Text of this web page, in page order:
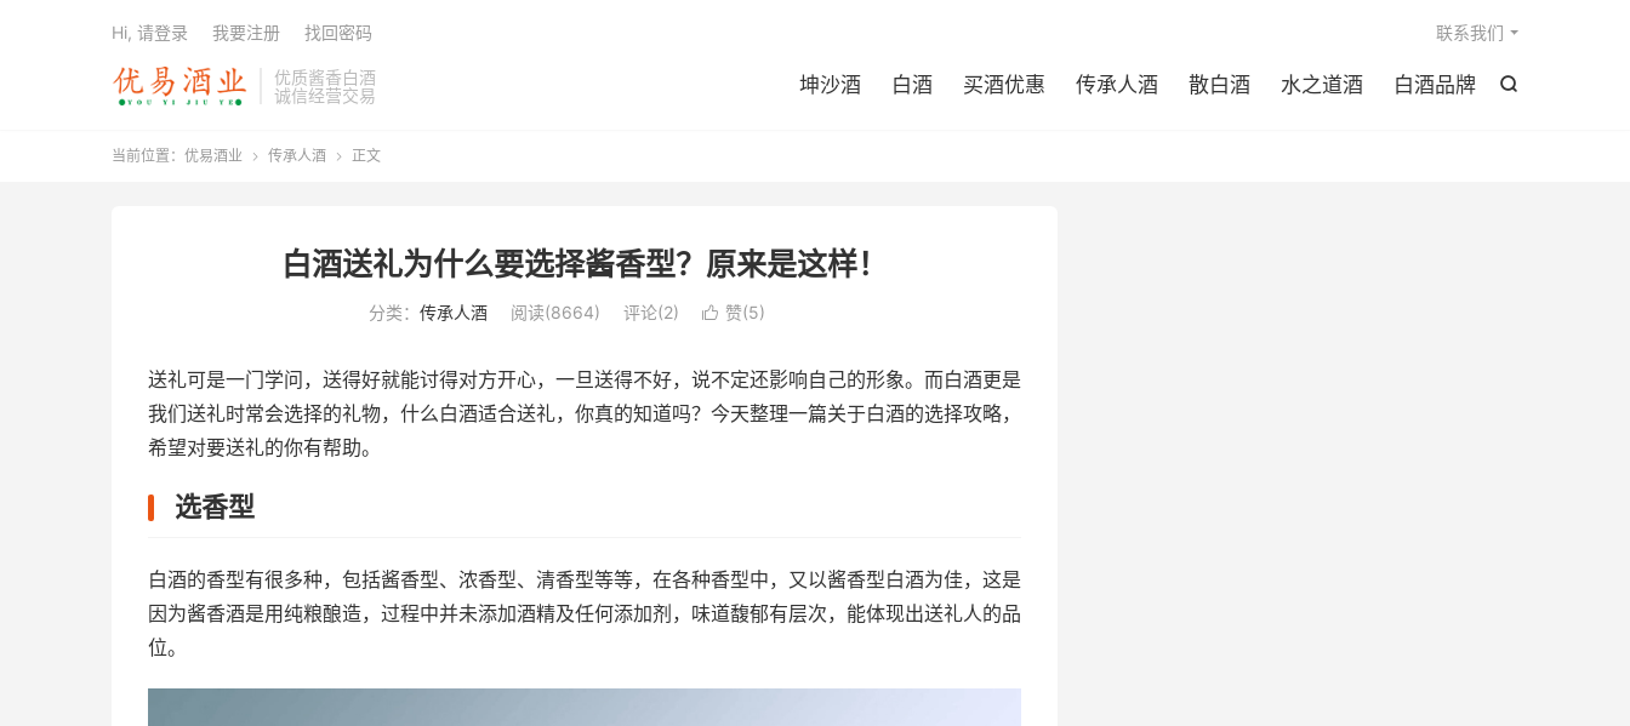
优质酱香白酒
诚信经营交易

坤沙酒 白酒 买酒优惠 传承人酒 散白酒 水之道酒 白酒品牌
联系我们
Hi, 请登录 我要注册 找回密码
当前位置： 优易酒业  传承人酒  正文
白酒送礼为什么要选择酱香型？原来是这样！
分类： 传承人酒 阅读(8664) 评论(2)  赞(5)
送礼可是一门学问，送得好就能讨得对方开心，一旦送得不好，说不定还影响自己的形象。而白酒更是
我们送礼时常会选择的礼物，什么白酒适合送礼，你真的知道吗？今天整理一篇关于白酒的选择攻略，
希望对要送礼的你有帮助。
选香型
白酒的香型有很多种，包括酱香型、浓香型、清香型等等，在各种香型中，又以酱香型白酒为佳，这是
因为酱香酒是用纯粮酿造，过程中并未添加酒精及任何添加剂，味道馥郁有层次，能体现出送礼人的品
位。